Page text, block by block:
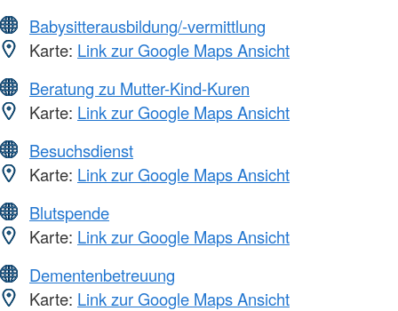
Babysitterausbildung/-vermittlung
Karte: Link zur Google Maps Ansicht
Beratung zu Mutter-Kind-Kuren
Karte: Link zur Google Maps Ansicht
Besuchsdienst
Karte: Link zur Google Maps Ansicht
Blutspende
Karte: Link zur Google Maps Ansicht
Dementenbetreuung
Karte: Link zur Google Maps Ansicht